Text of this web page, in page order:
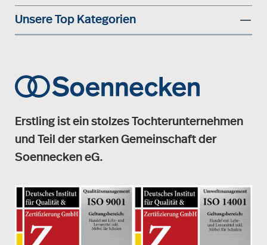
Unsere Top Kategorien
Erstling ist ein stolzes Tochterunternehmen
und Teil der starken Gemeinschaft der
Soennecken eG.